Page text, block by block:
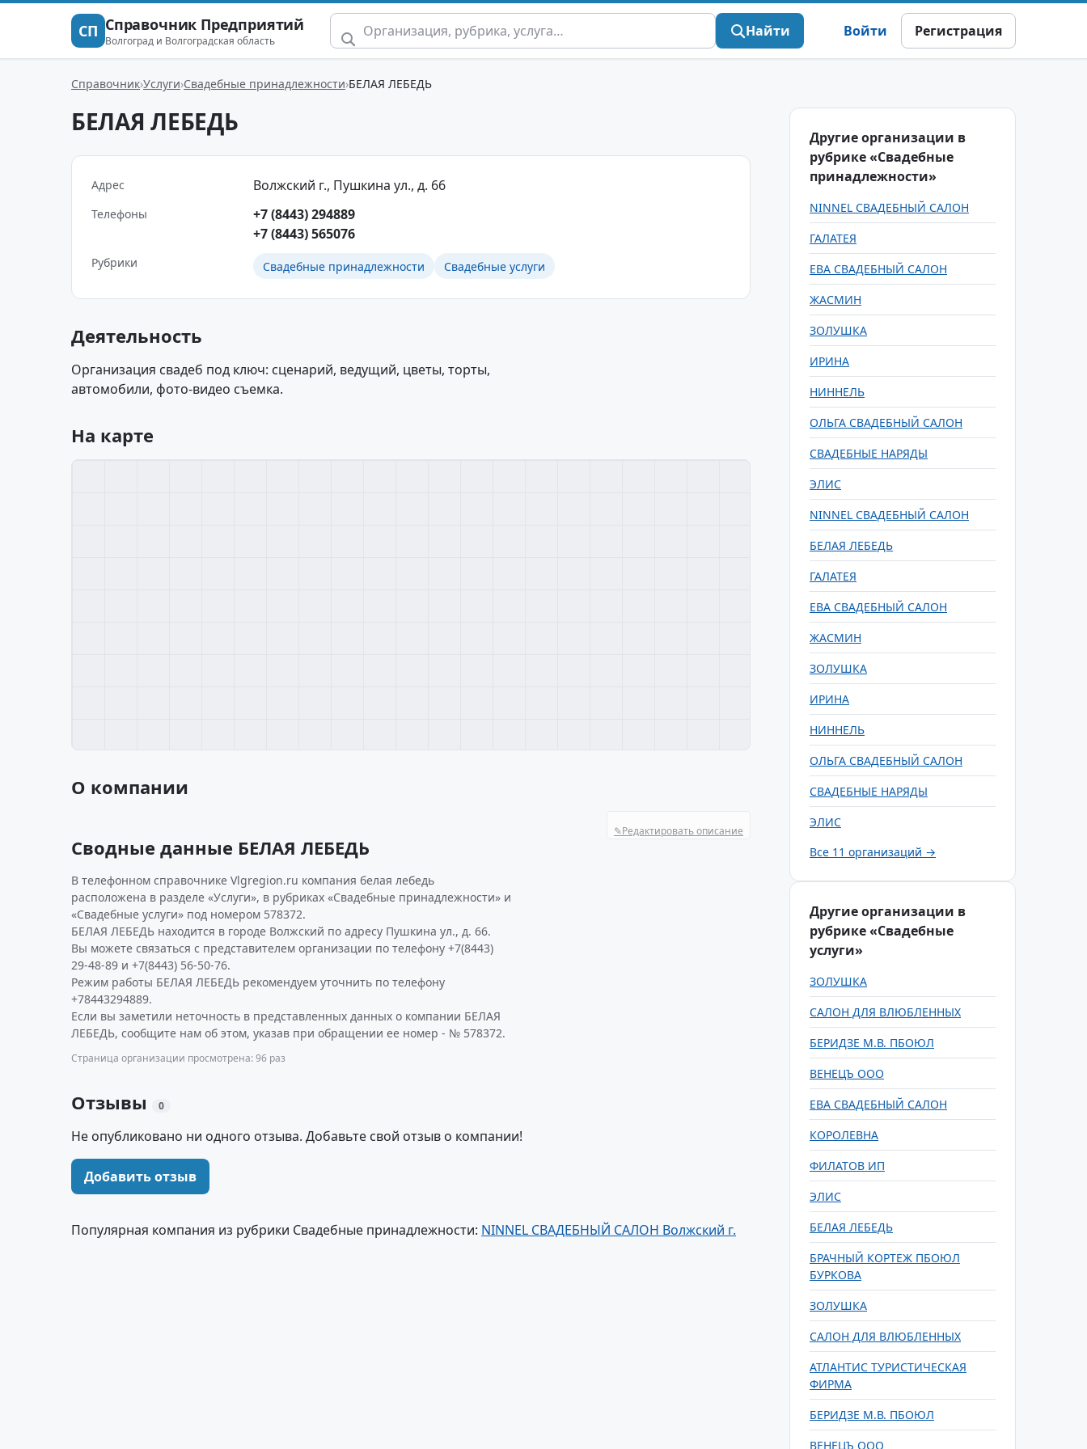
СП Справочник Предприятий
Волгоград и Волгоградская область
Найти Войти Регистрация
Справочник Услуги Свадебные принадлежности БЕЛАЯ ЛЕБЕДЬ
БЕЛАЯ ЛЕБЕДЬ
Адрес Волжский г., Пушкина ул., д. 66
Телефоны
+7 (8443) 294889
+7 (8443) 565076
Рубрики Свадебные принадлежности Свадебные услуги
Деятельность
Организация свадеб под ключ: сценарий, ведущий, цветы, торты,
автомобили, фото-видео съемка.
На карте
О компании
✎Редактировать описание
Сводные данные БЕЛАЯ ЛЕБЕДЬ
В телефонном справочнике Vlgregion.ru компания белая лебедь
расположена в разделе «Услуги», в рубриках «Свадебные принадлежности» и
«Свадебные услуги» под номером 578372.
БЕЛАЯ ЛЕБЕДЬ находится в городе Волжский по адресу Пушкина ул., д. 66.
Вы можете связаться с представителем организации по телефону +7(8443)
29-48-89 и +7(8443) 56-50-76.
Режим работы БЕЛАЯ ЛЕБЕДЬ рекомендуем уточнить по телефону
+78443294889.
Если вы заметили неточность в представленных данных о компании БЕЛАЯ
ЛЕБЕДЬ, сообщите нам об этом, указав при обращении ее номер - № 578372.
Страница организации просмотрена: 96 раз
Отзывы 0
Не опубликовано ни одного отзыва. Добавьте свой отзыв о компании!
Добавить отзыв
Популярная компания из рубрики Свадебные принадлежности: NINNEL СВАДЕБНЫЙ САЛОН Волжский г.
Другие организации в
рубрике «Свадебные
принадлежности»
NINNEL СВАДЕБНЫЙ САЛОН
ГАЛАТЕЯ
ЕВА СВАДЕБНЫЙ САЛОН
ЖАСМИН
ЗОЛУШКА
ИРИНА
НИННЕЛЬ
ОЛЬГА СВАДЕБНЫЙ САЛОН
СВАДЕБНЫЕ НАРЯДЫ
ЭЛИС
NINNEL СВАДЕБНЫЙ САЛОН
БЕЛАЯ ЛЕБЕДЬ
ГАЛАТЕЯ
ЕВА СВАДЕБНЫЙ САЛОН
ЖАСМИН
ЗОЛУШКА
ИРИНА
НИННЕЛЬ
ОЛЬГА СВАДЕБНЫЙ САЛОН
СВАДЕБНЫЕ НАРЯДЫ
ЭЛИС
Все 11 организаций →
Другие организации в
рубрике «Свадебные
услуги»
ЗОЛУШКА
САЛОН ДЛЯ ВЛЮБЛЕННЫХ
БЕРИДЗЕ М.В. ПБОЮЛ
ВЕНЕЦЪ ООО
ЕВА СВАДЕБНЫЙ САЛОН
КОРОЛЕВНА
ФИЛАТОВ ИП
ЭЛИС
БЕЛАЯ ЛЕБЕДЬ
БРАЧНЫЙ КОРТЕЖ ПБОЮЛ
БУРКОВА
ЗОЛУШКА
САЛОН ДЛЯ ВЛЮБЛЕННЫХ
АТЛАНТИС ТУРИСТИЧЕСКАЯ
ФИРМА
БЕРИДЗЕ М.В. ПБОЮЛ
ВЕНЕЦЪ ООО